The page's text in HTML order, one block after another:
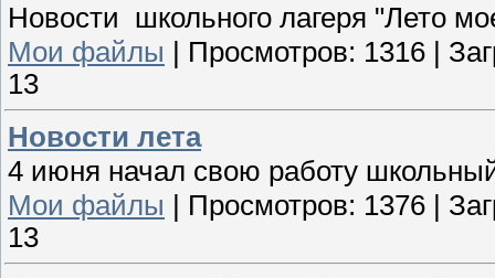
Новости школьного лагеря "Лето
Мои файлы
Просмотров: 1316
13
Новости лета
4 июня начал свою работу
Мои файлы | Просмотров: 1376 |
13